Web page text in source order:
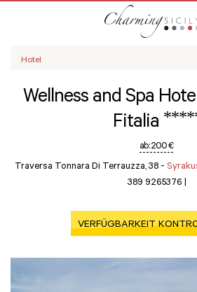
Hotel
Wellness and Spa
Fitalia
ab:200 €
Traversa Tonnara Di Terrauzza, 38 -
389 9265376 |
VERFÜGBARKEIT